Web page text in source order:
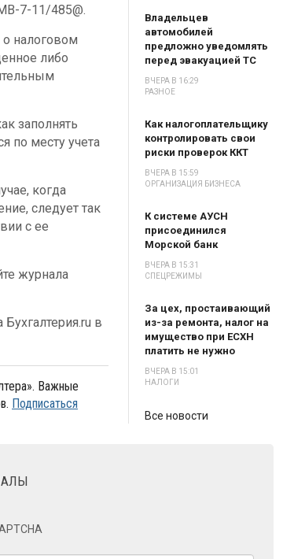
7-11/485@.
налоговом
либо
заполнять
по месту учета
когда
следует так
с ее
журнала
в
Важные
Подписаться
Владельцев
автомобилей
предложно уведомлять
перед эвакуацией ТС
ВЧЕРА В 16:29
РАЗНОЕ
Как налогоплательщику
контролировать свои
риски проверок ККТ
ВЧЕРА В 15:59
ОРГАНИЗАЦИЯ БИЗНЕСА
К системе АУСН
присоединился
Морской банк
ВЧЕРА В 15:31
СПЕЦРЕЖИМЫ
За цех, простаивающий
из-за ремонта, налог на
имущество при ЕСХН
платить не нужно
ВЧЕРА В 15:01
НАЛОГИ
Все новости